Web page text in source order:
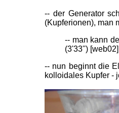
-- der Generator
(Kupferionen), man
-- man kann
(3'33'') [web02]
-- nun beginnt die
kolloidales Kupfer -